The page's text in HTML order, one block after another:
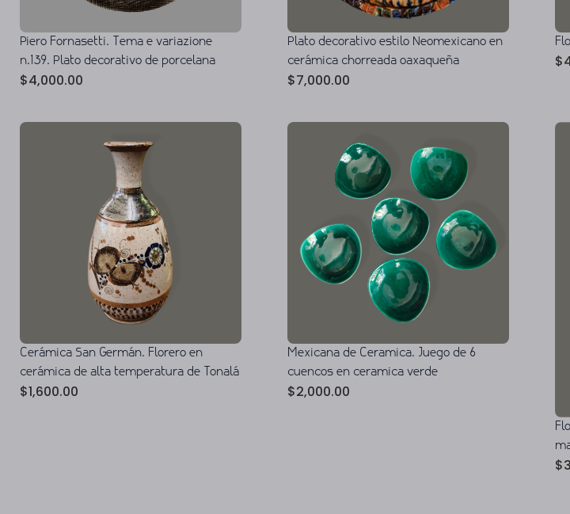
Piero Fornasetti. Tema e variazione
n.139. Plato decorativo de porcelana
$4,000.00
Plato decorativo estilo Neomexicano en
cerámica chorreada oaxaqueña
$7,000.00
$
Cerámica San Germán. Florero en
cerámica de alta temperatura de Tonalá
$1,600.00
Mexicana de Ceramica. Juego de 6
cuencos en ceramica verde
$2,000.00
$